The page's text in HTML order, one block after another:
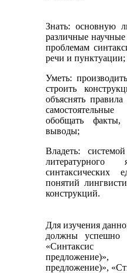
Знать: основную
различные
проблемам
речи и пунктуации;
Уметь:
строить
объяснять
самостоятельные
обобщать факты,
выводы;
Владеть:
синтаксических
понятий
конструкций.
Для изучения
должны успешно
«Синтаксис
предложение)»,